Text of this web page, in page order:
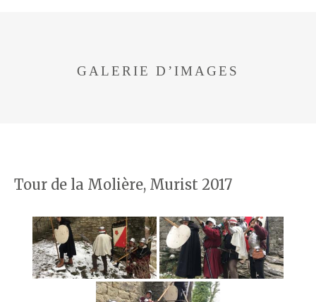
GALERIE D’IMAGES
Tour de la Molière, Murist 2017